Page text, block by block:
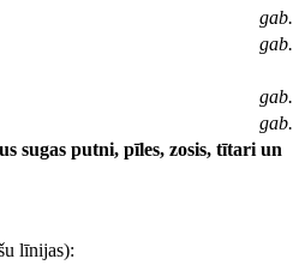
gab.
gab.
gab.
gab.
sugas putni, pīles, zosis, tītari un
līnijas):